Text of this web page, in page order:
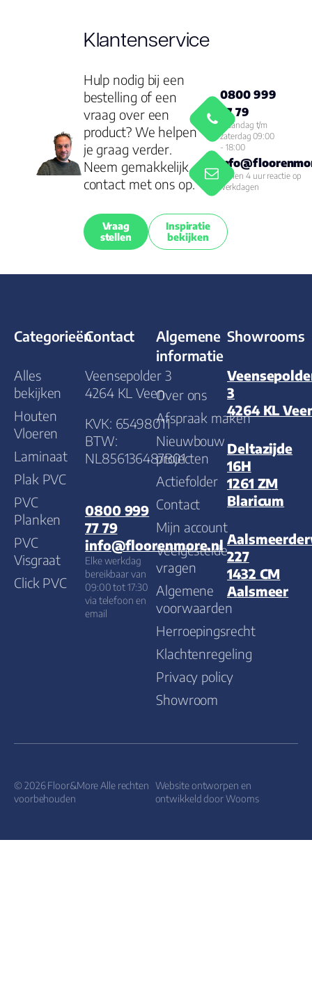
Klantenservice
Hulp nodig bij een
bestelling of een
vraag over een
product? We helpen
je graag verder.
Neem gemakkelijk
contact met ons op.
Vraag
stellen
Inspiratie
bekijken
0800 999
77 79
Maandag t/m
zaterdag 09:00
- 18:00
Binnen 4 uur reactie op
werkdagen
Categorieën
Alles
bekijken
Houten
Vloeren
Laminaat
Plak PVC
PVC
Planken
PVC
Visgraat
Click PVC
Contact
Veensepolder 3
4264 KL Veen
KVK: 65498011
BTW:
NL856136487B01
0800 999
77 79
info@floorenmore.nl
Elke werkdag
bereikbaar van
09:00 tot 17:30
via telefoon en
email
Algemene
informatie
Over ons
Afspraak maken
Nieuwbouw
projecten
Actiefolder
Contact
Mijn account
Veelgestelde
vragen
Algemene
voorwaarden
Herroepingsrecht
Klachtenregeling
Privacy policy
Showroom
Showrooms
3
4264 KL
Deltazijde
16H
1261 ZM
Blaricum
227
1432 CM
Aalsmeer
© 2026 Floor&More Alle rechten
voorbehouden
Website ontworpen en
ontwikkeld doorWooms